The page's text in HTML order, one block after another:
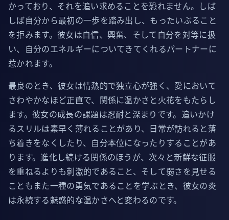
かっており、それを追い求めることを恐れません。しば
しば自分から最初の一歩を踏み出し、もったいぶること
を拒みます。彼女は自信、興奮、そして自分を対等に扱
い、自分のエネルギーについてきてくれるパートナーに
惹かれます。
最良のとき、彼女は情熱的で独立心が強く、愛において
さわやかなほど正直で、関係に温かさと火花をもたらし
ます。彼女の成長の課題は忍耐と深まりです。追いかけ
るスリルは素早く薄れることがあり、日常が訪れると落
ち着きをなくしたり、自分本位になったりすることがあ
ります。進化し続ける関係のほうが、次々と新鮮な征服
を重ねるよりも刺激的であること、そして弱さを見せる
こともまた一種の勇気であることを学ぶとき、彼女の炎
は永続する魅惑的な温かさへと変わるのです。